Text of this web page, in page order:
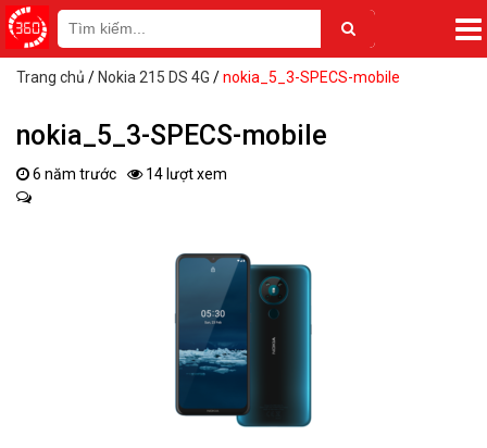
Trang chủ / Nokia 215 DS 4G /nokia_5_3-SPECS-mobile
nokia_5_3-SPECS-mobile
6 năm trước 14 lượt xem